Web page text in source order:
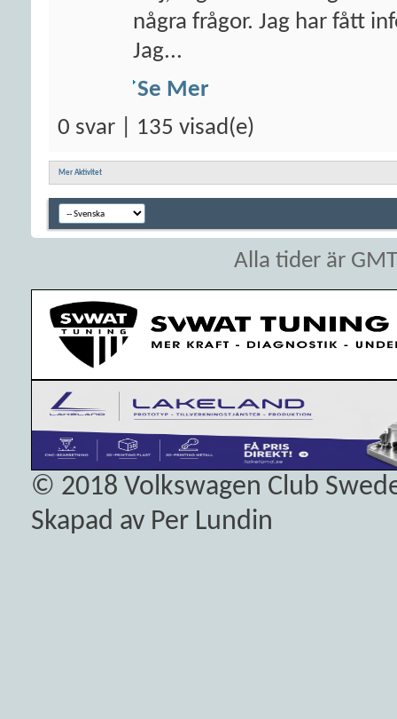
några frågor. Jag har fått
Jag...
Se Mer
0 svar | 135 visad(e)
Mer Aktivitet
Alla tider är
© 2018 Volkswagen Club
Skapad av Per Lundin